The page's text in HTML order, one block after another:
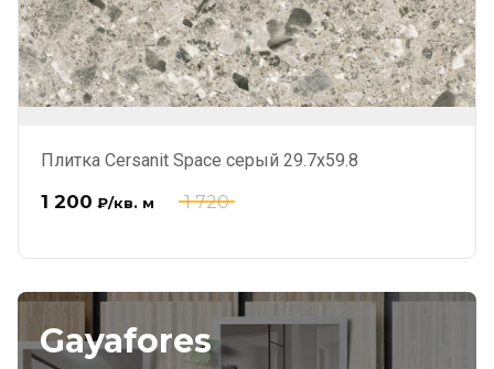
Плитка Cersanit Space серый 29.7x59.8
1 720
1 200 ₽/кв. м
Gayafores